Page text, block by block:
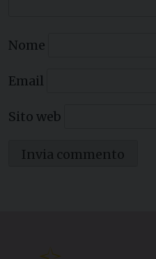
Nome
Email
Sito web